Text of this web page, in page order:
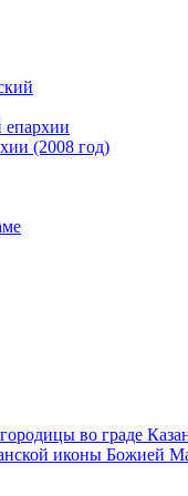
(2008 год)
во граде
иконы Божией